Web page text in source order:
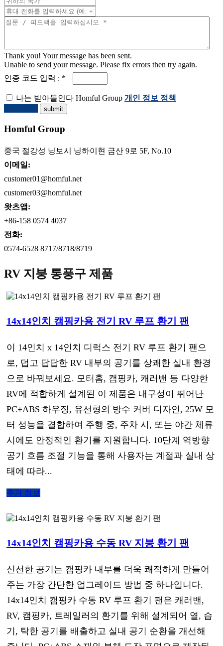
Thank you! Your message has been sent.
Unable to send your message. Please fix errors then try again.
인증 코드 입력 : *
나는 받아들인다 Homful Group 개인 정보 정책
Homful Group
중국 절강성 닝보시 닝하이현 금산 9로 5F, No.10
이메일:
customer01@homful.net
customer03@homful.net
왓츠앱:
+86-158 0574 4037
전화:
0574-6528 8717/8718/8719
RV 지붕 통풍구 제품
14x14인치 캠핑카용 전기 RV 루프 환기 팬
이 14인치 x 14인치 디럭스 전기 RV 루프 환기 팬으
로, 덥고 답답한 RV 내부의 공기를 상쾌한 실내 환경
으로 바꿔보세요. 모터홈, 캠핑카, 캐러밴 등 다양한
RV에 적합하게 설계된 이 제품은 내구성이 뛰어난
PC+ABS 하우징, 유선형의 방수 커버 디자인, 25W 모
터 성능을 결합하여 주행 중, 주차 시, 또는 야간 체류
시에도 안정적인 환기를 지원합니다. 10단계 역방향
공기 흐름 조절 기능을 통해 사용자는 계절과 실내 상
태에 따라...
추가 정보
14x14인치 캠핑카용 수동 RV 지붕 환기 팬
신선한 공기는 캠핑카 내부를 더욱 쾌적하게 만들어
주는 가장 간단한 업그레이드 방법 중 하나입니다.
14x14인치 캠핑카 수동 RV 루프 환기 팬은 캐러밴,
RV, 캠핑카, 트레일러의 환기를 위해 설계되어 열, 습
기, 탁한 공기를 배출하고 실내 공기 순환을 개선해